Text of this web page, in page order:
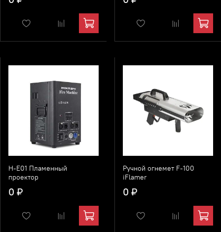
H-E01 Пламенный
проектор
0 ₽
Ручной огнемет F-100
iFlamer
0 ₽